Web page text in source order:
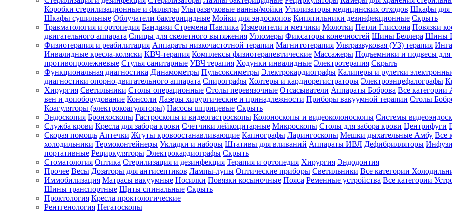
Зарегистрироваться
Зачем
регистрироваться?
Все
покупки
в
одном
месте
Личный
менеджер
Отслеживание
статуса
заказа
Коробки стерилизационные и фильтры Ультразвуковые ванны/мойки Утилизаторы медицинских отходов Шкафы для
Шкафы сушильные Облучатели бактерицидные Мойки для эндоскопов Кипятильники дезинфекционные Скрыть
Травматология и ортопедия Бандажи Стремена Павлика Измерители и метчики Молотки Петли Глиссона Повязки
двигательного аппарата Спицы для скелетного вытяжения Угломеры Фиксаторы конечностей Шины Беллера Шины
Физиотерапия и реабилитация Аппараты низкочастотной терапии Магнитотерапия Ультразвуковая (УЗ) терапия
Инвалидные кресла-коляски КВЧ-терапия Комплексы физиотерапевтические Массажеры Подъемники и подвесы
противопролежневые Стулья санитарные УВЧ терапия Ходунки инвалидные Электротерапия Скрыть
Функциональная диагностика Динамометры Пульсоксиметры Электрокардиографы Калиперы и рулетки
диагностики опорно-двигательного аппарата Спирографы Холтеры и кардиорегистраторы Электроэнцефалографы
Хирургия Светильники Столы операционные Столы перевязочные Отсасыватели Аппараты Боброва Все категории
вен и допоборудование Консоли Лазеры хирургические и принадлежности Приборы вакуумной терапии Столы
Коагуляторы (электрокоагуляторы) Насосы шприцевые Скрыть
Эндоскопия Бронхоскопы Гастроскопы и видеогастроскопы Колоноскопы и видеоколоноскопы Системы
Служба крови Кресла для забора крови Счетчики лейкоцитарные Микроскопы Столы для забора крови Центрифуги
Скорая помощь Аптечки Жгуты кровоостанавливающие Капнографы Ларингоскопы Мешки дыхательные Амбу Все
холодильники Термоконтейнеры Укладки и наборы Штативы для вливаний Аппараты ИВЛ Дефибрилляторы
портативные Рециркуляторы Электрокардиографы Скрыть
Стоматология Оптика Стерилизация и дезинфекция Терапия и ортопедия Хирургия Эндодонтия
Прочее Весы Дозаторы для антисептиков Лампы-лупы Оптические приборы Светильники Все категории
Иммобилизация Матрасы вакуумные Носилки Повязки косыночные Пояса Ременные устройства Все категории
Шины транспортные Щиты спинальные Скрыть
Проктология Кресла проктологические
Рентгенология Негатоскопы